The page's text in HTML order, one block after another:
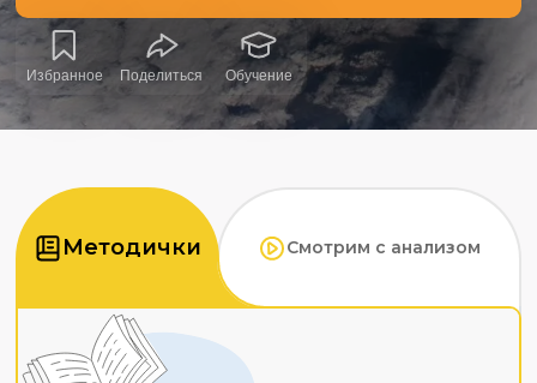
Избранное Поделиться Обучение
Методички Смотрим с анализом